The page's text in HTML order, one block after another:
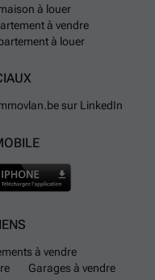
à louer
à vendre
à louer
sur LinkedIn
à vendre
Garages à vendre